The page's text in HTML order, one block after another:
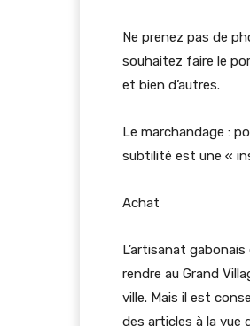
Ne prenez pas de
souhaitez faire le
et bien d’autres.
Le marchandage :
subtilité est une «
Achat
L’artisanat
rendre au Grand
ville. Mais il est
des articles à la vue